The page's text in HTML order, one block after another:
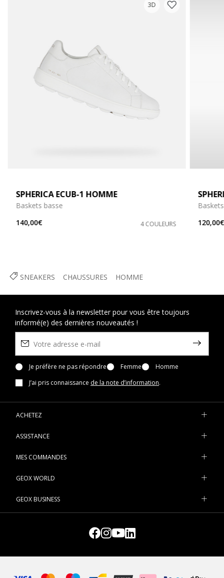
SNEAKERS CHAUSSURES HOMME
3D
SPHERICA ECUB-1 HOMME
Baskets basse
140,00€
4 COULEURS
120,00€
Inscrivez-vous à la newsletter pour vous être toujours
informé(e) des dernières nouveautés !
Je préfère ne pas répondre Femme
Homme
J’ai pris connaissance de la note d’information.
ACHETEZ
ASSISTANCE
MES COMMANDES
GEOX WORLD
GEOX BUSINESS